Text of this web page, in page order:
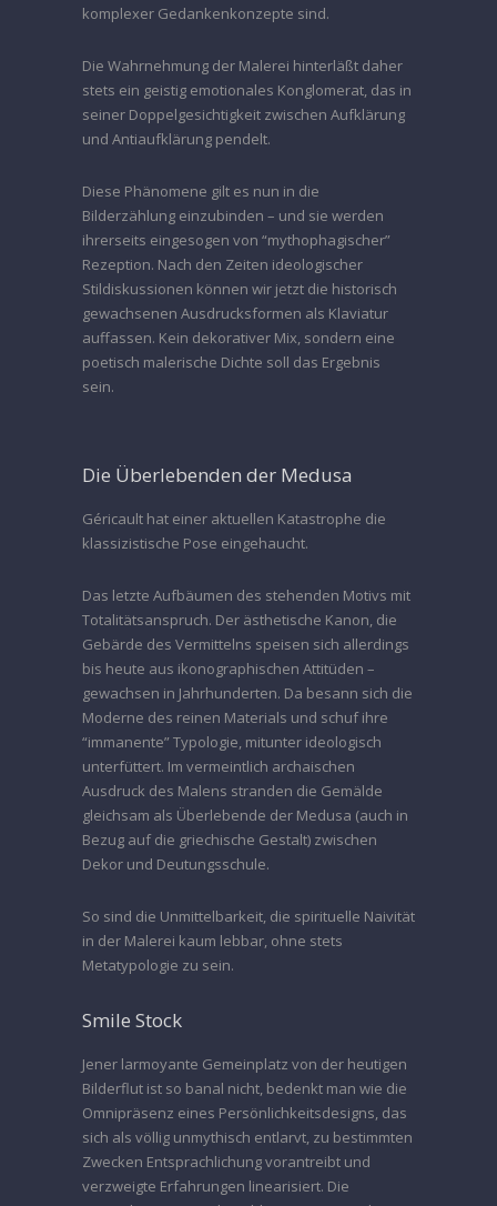
komplexer Gedankenkonzepte sind.
Die Wahrnehmung der Malerei hinterläßt daher
stets ein geistig emotionales Konglomerat, das in
seiner Doppelgesichtigkeit zwischen Aufklärung
und Antiaufklärung pendelt.
Diese Phänomene gilt es nun in die
Bilderzählung einzubinden – und sie werden
ihrerseits eingesogen von “mythophagischer”
Rezeption. Nach den Zeiten ideologischer
Stildiskussionen können wir jetzt die historisch
gewachsenen Ausdrucksformen als Klaviatur
auffassen. Kein dekorativer Mix, sondern eine
poetisch malerische Dichte soll das Ergebnis
sein.
Die Überlebenden der Medusa
Géricault hat einer aktuellen Katastrophe die
klassizistische Pose eingehaucht.
Das letzte Aufbäumen des stehenden Motivs mit
Totalitätsanspruch. Der ästhetische Kanon, die
Gebärde des Vermittelns speisen sich allerdings
bis heute aus ikonographischen Attitüden –
gewachsen in Jahrhunderten. Da besann sich die
Moderne des reinen Materials und schuf ihre
“immanente” Typologie, mitunter ideologisch
unterfüttert. Im vermeintlich archaischen
Ausdruck des Malens stranden die Gemälde
gleichsam als Überlebende der Medusa (auch in
Bezug auf die griechische Gestalt) zwischen
Dekor und Deutungsschule.
So sind die Unmittelbarkeit, die spirituelle Naivität
in der Malerei kaum lebbar, ohne stets
Metatypologie zu sein.
Smile Stock
Jener larmoyante Gemeinplatz von der heutigen
Bilderflut ist so banal nicht, bedenkt man wie die
Omnipräsenz eines Persönlichkeitsdesigns, das
sich als völlig unmythisch entlarvt, zu bestimmten
Zwecken Entsprachlichung vorantreibt und
verzweigte Erfahrungen linearisiert. Die